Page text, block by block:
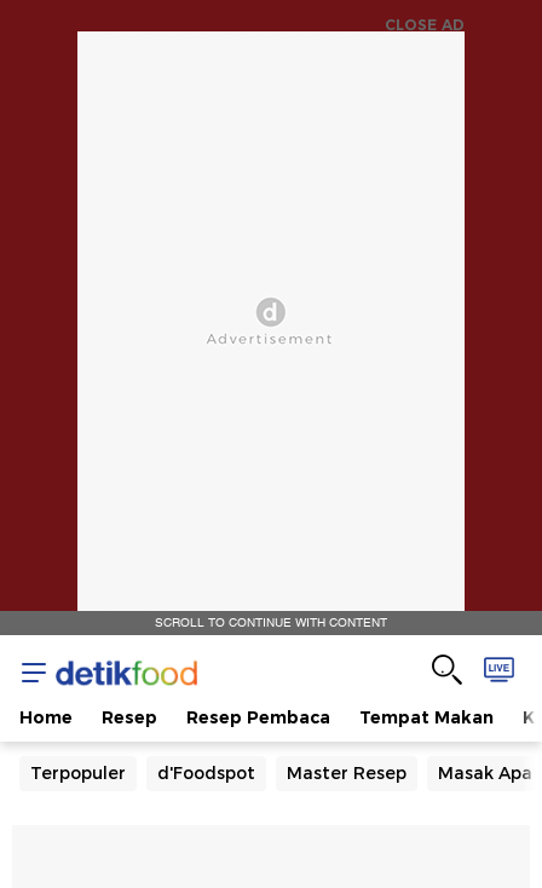
CLOSE AD
SCROLL TO CONTINUE WITH CONTENT
Home Resep Resep Pembaca Tempat Makan
Terpopuler d'Foodspot Master Resep Masak Apa